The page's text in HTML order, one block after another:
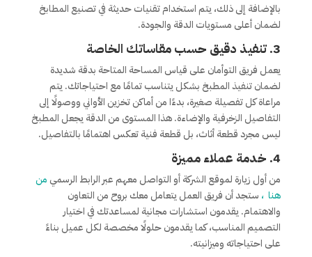
بالإضافة إلى ذلك، يتم استخدام تقنيات حديثة في تصنيع المطابخ
لضمان أعلى مستويات الدقة والجودة.
3. تنفيذ دقيق حسب مقاساتك الخاصة
يعمل فريق التوأمان على قياس المساحة المتاحة بدقة شديدة
لضمان تنفيذ المطبخ بشكل يتناسب تمامًا مع احتياجاتك. يتم
مراعاة كل تفصيلة صغيرة، بدءًا من أماكن تخزين الأواني ووصولًا إلى
التفاصيل الزخرفية والإضاءة. هذا المستوى من الدقة يجعل المطبخ
ليس مجرد قطعة أثاث، بل قطعة فنية تعكس اهتمامًا بالتفاصيل.
4. خدمة عملاء مميزة
من أول زيارة لموقع الشركة أو التواصل معهم عبر الرابط الرسمي من
هنا ، ستجد أن فريق العمل يتعامل معك بروح من التعاون
والاهتمام. يقدمون استشارات مجانية لمساعدتك في اختيار
التصميم المناسب، كما يقدمون حلولًا مخصصة لكل عميل بناءً
على احتياجاته وميزانيته.